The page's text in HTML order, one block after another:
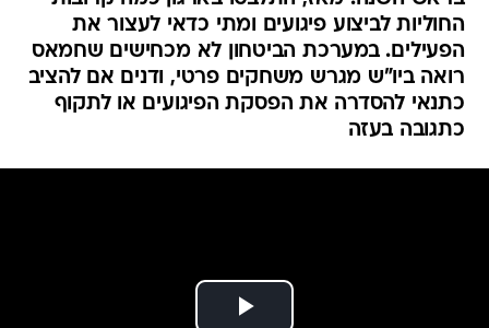
החוליות לביצוע פיגועים ומתי כדאי לעצור את
הפעילים. במערכת הביטחון לא מכחישים שחמאס
רואה ביו"ש מגרש משחקים פרטי, ודנים אם להציב
כתנאי להסדרה את הפסקת הפיגועים או לתקוף
כתגובה בעזה